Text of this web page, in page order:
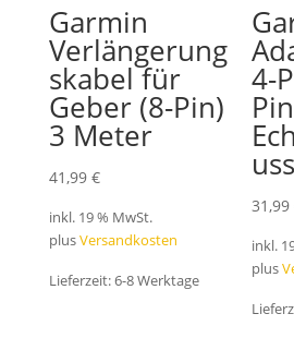
Garmin
Verlängerung
skabel für
Geber (8-Pin)
3 Meter
41,99 €
inkl. 19 % MwSt.
plusVersandkosten
Lieferzeit:6-8 Werktage
4-
Pin
uss
31,99
inkl.
plus